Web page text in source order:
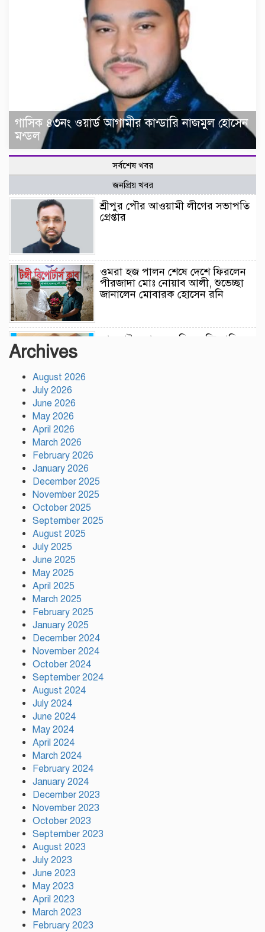
গাসিক ৪৩নং ওয়ার্ড আগামীর কান্ডারি নাজমুল হোসেন
মন্ডল
সর্বশেষ খবর
জনপ্রিয় খবর
শ্রীপুর পৌর আওয়ামী লীগের সভাপতি
গ্রেপ্তার
ওমরা হজ পালন শেষে দেশে ফিরলেন
পীরজাদা মোঃ নোয়াব আলী, শুভেচ্ছা
জানালেন মোবারক হোসেন রনি
লামকাইন জামে মসজিদ মুন্সি ছাবির
মফিজুল ইসলাম (সুমন) মোতাওয়াল্লী/সেক্রেটারী
উন্নয়নের সুফল নগরীর প্রতিটি ওয়ার্ডে
সমানভাবে পৌঁছে দিতে কাজ করছে :
Archives
August 2026
July 2026
June 2026
May 2026
April 2026
March 2026
February 2026
January 2026
December 2025
November 2025
October 2025
September 2025
August 2025
July 2025
June 2025
May 2025
April 2025
March 2025
February 2025
January 2025
December 2024
November 2024
October 2024
September 2024
August 2024
July 2024
June 2024
May 2024
April 2024
March 2024
February 2024
January 2024
December 2023
November 2023
October 2023
September 2023
August 2023
July 2023
June 2023
May 2023
April 2023
March 2023
February 2023